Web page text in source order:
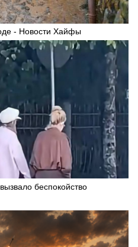
- Новости Хайфы
беспокойство